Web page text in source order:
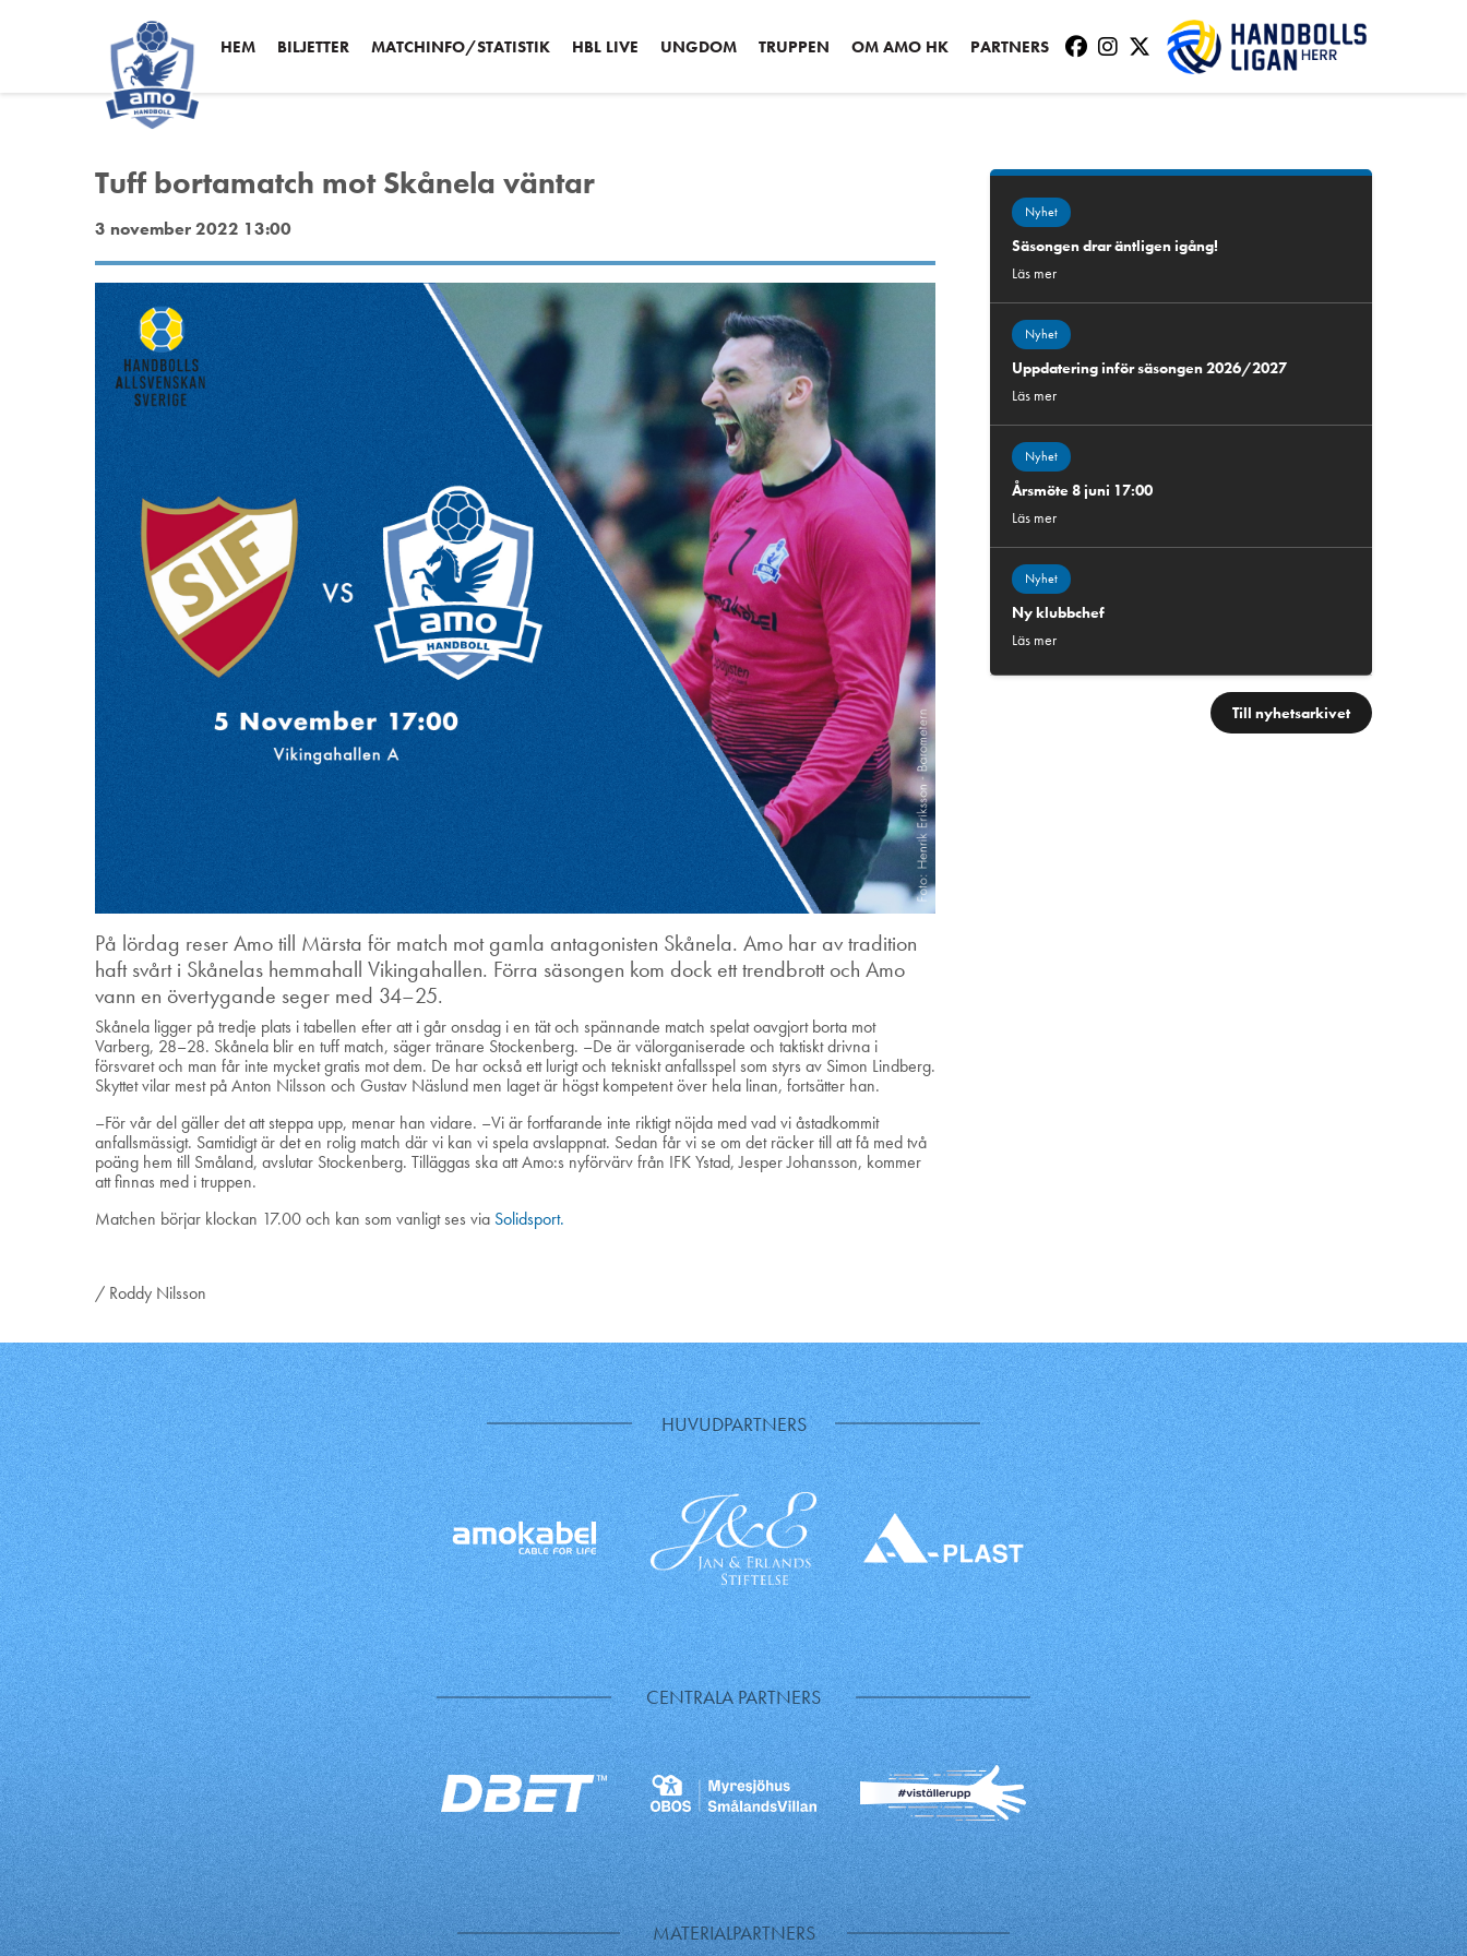
HEM BILJETTER MATCHINFO/STATISTIK HBL LIVE UNGDOM TRUPPEN OM AMO HK PARTNERS
Tuff bortamatch mot Skånela väntar
3 november 2022 13:00
På lördag reser Amo till Märsta för match mot gamla antagonisten Skånela. Amo har av tradition
haft svårt i Skånelas hemmahall Vikingahallen. Förra säsongen kom dock ett trendbrott och Amo
vann en övertygande seger med 34–25.
Skånela ligger på tredje plats i tabellen efter att i går onsdag i en tät och spännande match spelat oavgjort borta mot
Varberg, 28–28. Skånela blir en tuff match, säger tränare Stockenberg. –De är välorganiserade och taktiskt drivna i
försvaret och man får inte mycket gratis mot dem. De har också ett lurigt och tekniskt anfallsspel som styrs av Simon Lindberg.
Skyttet vilar mest på Anton Nilsson och Gustav Näslund men laget är högst kompetent över hela linan, fortsätter han.
–För vår del gäller det att steppa upp, menar han vidare. –Vi är fortfarande inte riktigt nöjda med vad vi åstadkommit
anfallsmässigt. Samtidigt är det en rolig match där vi kan vi spela avslappnat. Sedan får vi se om det räcker till att få med två
poäng hem till Småland, avslutar Stockenberg. Tilläggas ska att Amo:s nyförvärv från IFK Ystad, Jesper Johansson, kommer
att finnas med i truppen.
Matchen börjar klockan 17.00 och kan som vanligt ses via Solidsport.
/ Roddy Nilsson
Nyhet
Säsongen drar äntligen igång!
Läs mer
Nyhet
Uppdatering inför säsongen 2026/2027
Läs mer
Nyhet
Årsmöte 8 juni 17:00
Läs mer
Nyhet
Ny klubbchef
Läs mer
Till nyhetsarkivet
HUVUDPARTNERS
CENTRALA PARTNERS
MATERIALPARTNERS